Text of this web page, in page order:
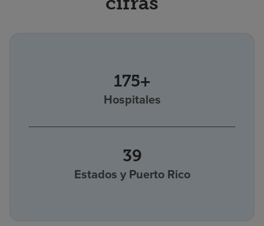
175+
Hospitales
39
Estados y Puerto Rico